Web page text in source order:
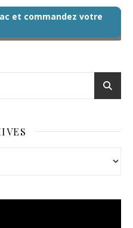
et commandez votre